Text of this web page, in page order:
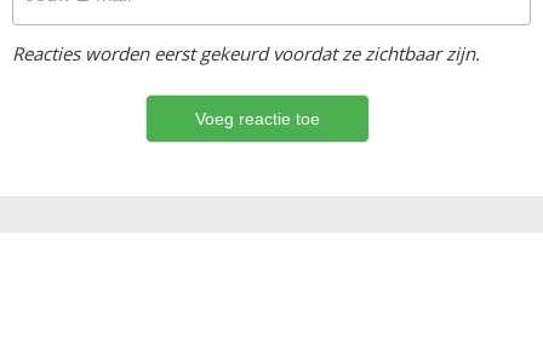
Reacties worden eerst gekeurd voordat ze zichtbaar zijn.